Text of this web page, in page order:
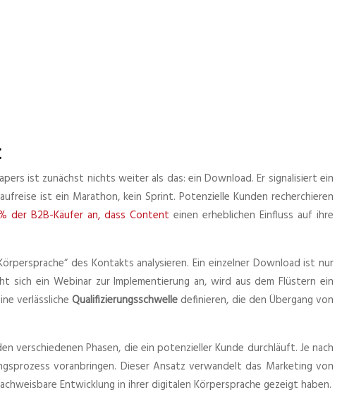
ist zunächst nichts weiter als das: ein Download. Er signalisiert ein
ist ein Marathon, kein Sprint. Potenzielle Kunden recherchieren
der B2B-Käufer an, dass Content einen erheblichen Einfluss auf ihre
des Kontakts analysieren. Ein einzelner Download ist nur
ein Webinar zur Implementierung an, wird aus dem Flüstern ein
verlässlicheQualifizierungsschwelle definieren, die den Übergang von
verschiedenen Phasen, die ein potenzieller Kunde durchläuft. Je nach
voranbringen. Dieser Ansatz verwandelt das Marketing von
Entwicklung in ihrer digitalen Körpersprache gezeigt haben.